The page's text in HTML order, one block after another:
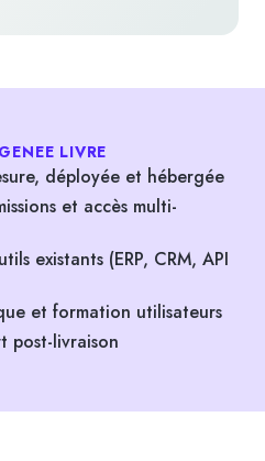
LIVRE
déployée et hébergée
et accès multi-
existants (ERP, CRM, API
et formation utilisateurs
post-livraison